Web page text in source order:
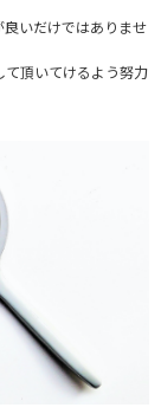
いだけではありませ
て頂いてけるよう努力